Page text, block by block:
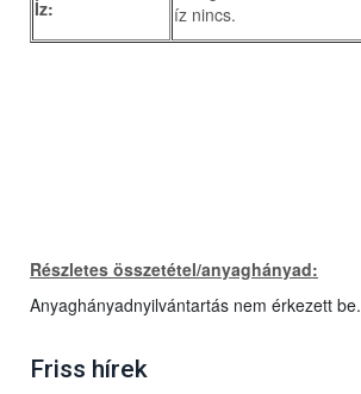
Íz:
íz nincs.
Részletes összetétel/anyaghányad:
Anyaghányadnyilvántartás nem érkezett be.
Friss hírek